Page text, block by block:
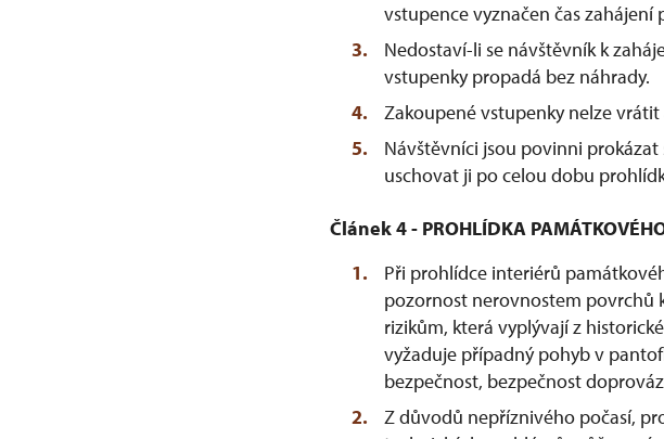
vstupence vyznačen čas zahájení
Nedostaví-li se návštěvník k
vstupenky propadá bez náhrady.
Zakoupené vstupenky nelze
Návštěvníci jsou povinni
uschovat ji po celou dobu
Článek 4 - PROHLÍDKA
Při prohlídce interiérů
pozornost nerovnostem povrchů
rizikům, která vyplývají z
vyžaduje případný pohyb v
bezpečnost, bezpečnost
Z důvodů nepříznivého počasí,